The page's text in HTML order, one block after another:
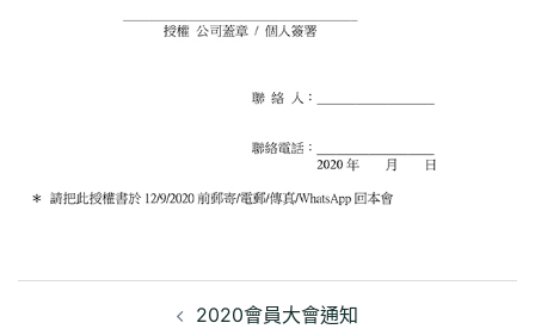
文
2020會員大會通知